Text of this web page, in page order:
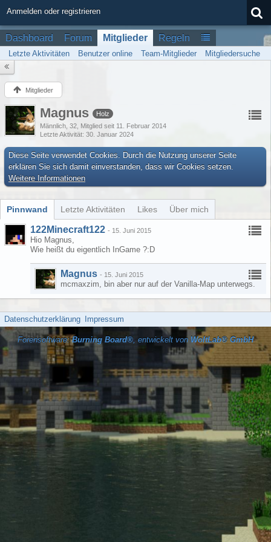
Anmelden oder registrieren
Dashboard Forum Mitglieder Regeln
Letzte Aktivitäten Benutzer online Team-Mitglieder Mitgliedersuche
Mitglieder
Magnus
Holz
Männlich 32 Mitglied seit 11. Februar 2014
Letzte Aktivität 30. Januar 2024
Diese Seite verwendet Cookies. Durch die Nutzung unserer Seite
erklären Sie sich damit einverstanden, dass wir Cookies setzen.
Weitere Informationen
Pinnwand Letzte Aktivitäten Likes Über mich
122Minecraft122 - 15. Juni 2015
Hio Magnus,
Wie heißt du eigentlich InGame ?:D
Magnus - 15. Juni 2015
mcmaxzim, bin aber nur auf der Vanilla-Map unterwegs.
Datenschutzerklärung Impressum
Forensoftware:Burning Board®, entwickelt von WoltLab® GmbH